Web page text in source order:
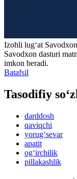
Izohli lugʻat Savodxon
Savodxon dasturi
imkon beradi.
Batafsil
Tasodifiy
darddosh
qaviqchi
yorug‘sevar
apatit
og‘irchilik
pillakashlik